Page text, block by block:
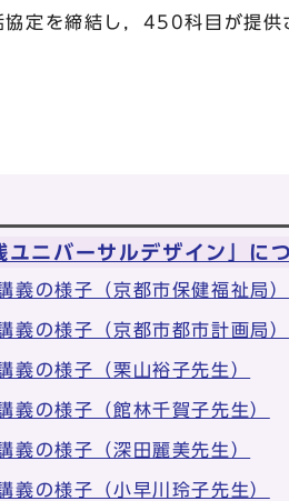
定を締結し，450科目が提供
ニバーサルデザイン」に
の様子（京都市保健福祉局）
の様子（京都市都市計画局）
の様子（栗山裕子先生）
の様子（館林千賀子先生）
の様子（深田麗美先生）
の様子（小早川玲子先生）